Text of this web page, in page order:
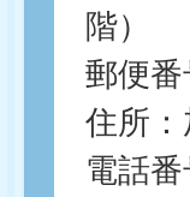
階）
郵便
住所
電話